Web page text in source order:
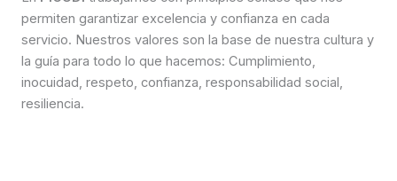
permiten garantizar excelencia y confianza en cada
servicio. Nuestros valores son la base de nuestra cultura y
la guía para todo lo que hacemos: Cumplimiento,
inocuidad, respeto, confianza, responsabilidad social,
resiliencia.